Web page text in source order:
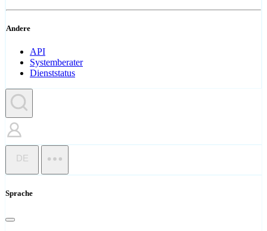
Andere
API
Systemberater
Dienststatus
DE
Sprache